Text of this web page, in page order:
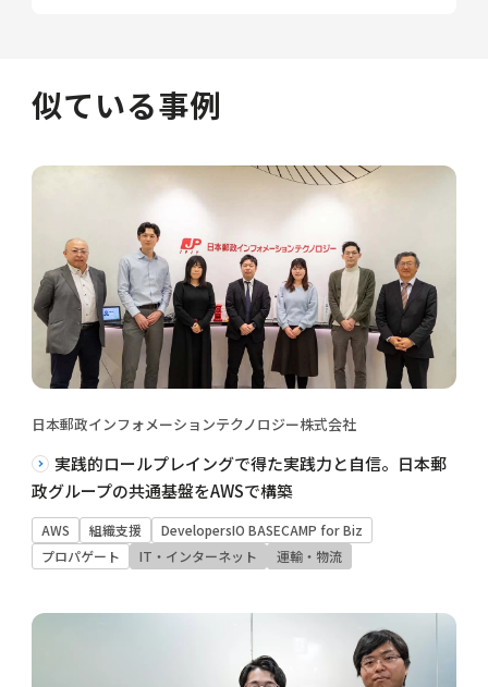
似ている事例
日本郵政インフォメーションテクノロジー株式会社
実践的ロールプレイングで得た実践力と自信。日本郵
政グループの共通基盤をAWSで構築
AWS 組織支援
DevelopersIO BASECAMP for Biz
プロパゲート
IT・インターネット 運輸・物流